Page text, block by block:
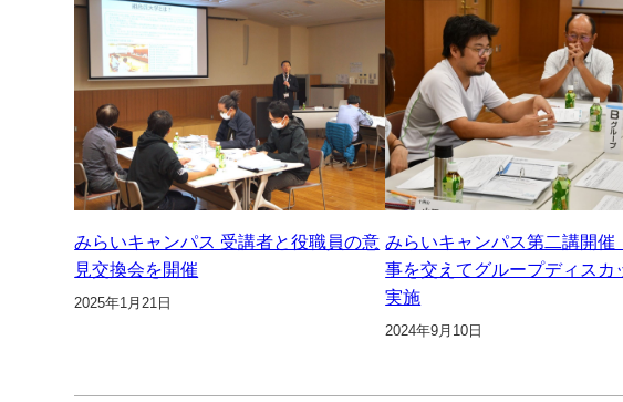
みらいキャンパス 受講者と役職員の意
見交換会を開催
2025年1月21日
みらいキャンパス第二講開
事を交えてグループディスカ
実施
2024年9月10日